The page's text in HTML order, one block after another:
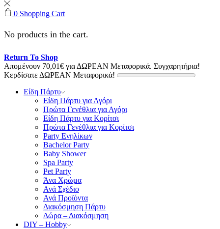
0 Shopping Cart
No products in the cart.
Return To Shop
Απομένουν 70,01€ για ΔΩΡΕΑΝ Μεταφορικά. Συγχαρητήρια!
Κερδίσατε ΔΩΡΕΑΝ Μεταφορικά!
Είδη Πάρτυ
Είδη Πάρτυ για Αγόρι
Πρώτα Γενέθλια για Αγόρι
Είδη Πάρτυ για Κορίτσι
Πρώτα Γενέθλια για Κορίτσι
Party Ενηλίκων
Bachelor Party
Baby Shower
Spa Party
Pet Party
Άνα Χρώμα
Ανά Σχέδιο
Ανά Προϊόντα
Διακόσμηση Πάρτυ
Δώρα – Διακόσμηση
DIY – Hobby